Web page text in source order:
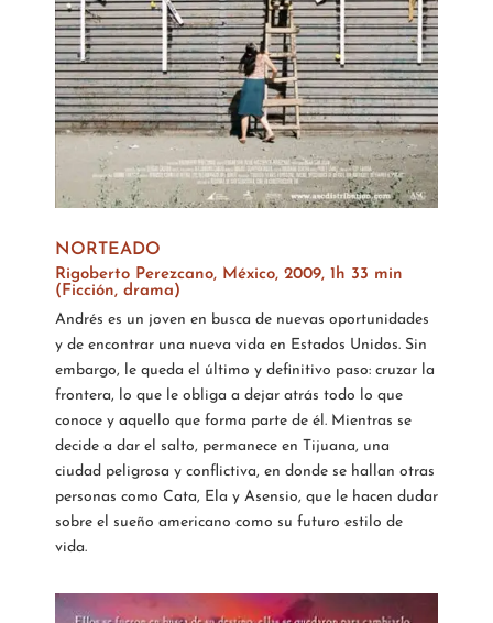
NORTEADO
Rigoberto Perezcano, México, 2009, 1h 33 min
(Ficción, drama)
Andrés es un joven en busca de nuevas oportunidades
y de encontrar una nueva vida en Estados Unidos. Sin
embargo, le queda el último y definitivo paso: cruzar la
frontera, lo que le obliga a dejar atrás todo lo que
conoce y aquello que forma parte de él. Mientras se
decide a dar el salto, permanece en Tijuana, una
ciudad peligrosa y conflictiva, en donde se hallan otras
personas como Cata, Ela y Asensio, que le hacen dudar
sobre el sueño americano como su futuro estilo de
vida.